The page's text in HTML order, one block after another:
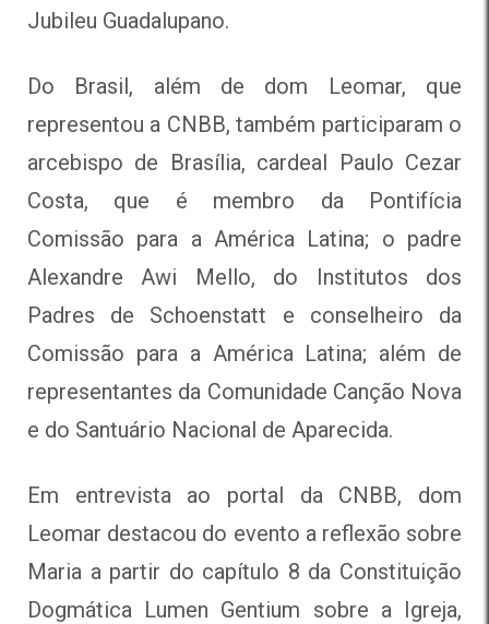
Jubileu Guadalupano.
Do Brasil, além de dom Leomar, que
representou a CNBB, também participaram o
arcebispo de Brasília, cardeal Paulo Cezar
Costa, que é membro da Pontifícia
Comissão para a América Latina; o padre
Alexandre Awi Mello, do Institutos dos
Padres de Schoenstatt e conselheiro da
Comissão para a América Latina; além de
representantes da Comunidade Canção Nova
e do Santuário Nacional de Aparecida.
Em entrevista ao portal da CNBB, dom
Leomar destacou do evento a reflexão sobre
Maria a partir do capítulo 8 da Constituição
Dogmática Lumen Gentium sobre a Igreja,